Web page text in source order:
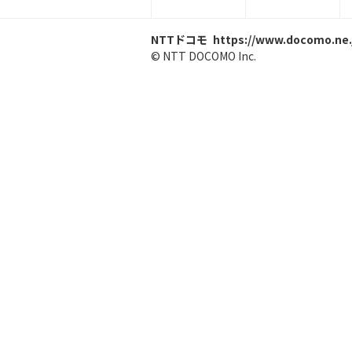
NTTドコモ https://
© NTT DOCOMO Inc.